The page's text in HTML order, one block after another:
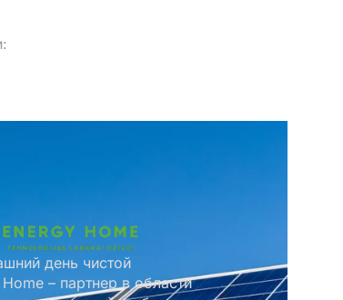
день чистой
– партнер в области